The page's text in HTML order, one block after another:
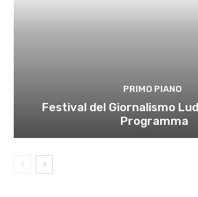
PRIMO PIANO
Festival del Giornalismo
Programma